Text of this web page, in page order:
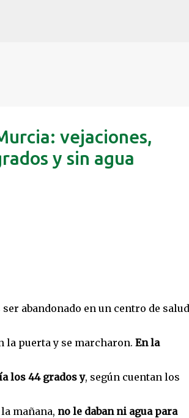
vejaciones,
y sin agua
abandonado en un centro de
la puerta y se marcharon. En la
los 44 grados y, según cuentan los
mañana, no le daban ni agua para